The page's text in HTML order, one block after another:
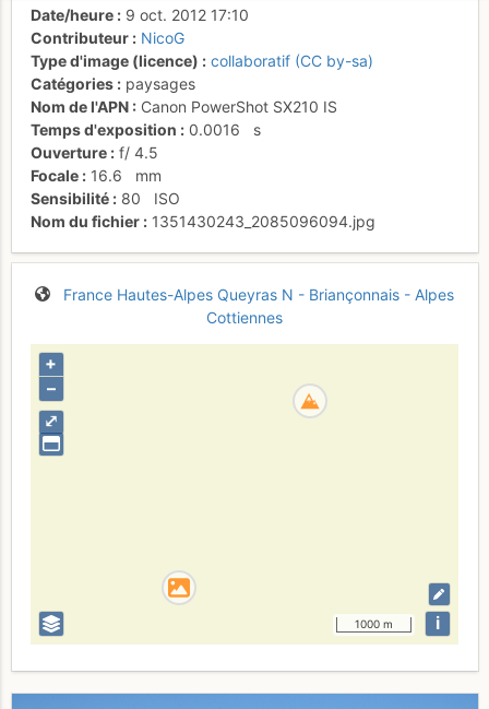
Date/heure
9 oct. 2012 17:10
Contributeur
NicoG
Type d'image (licence)
collaboratif (CC by-sa)
Catégories
paysages
Nom de l'APN
Canon PowerShot SX210 IS
Temps d'exposition
0.0016
s
Ouverture
f/ 4.5
Focale
16.6
mm
Sensibilité
80
ISO
Nom du fichier
1351430243_2085096094.jpg
France Hautes-Alpes Queyras N - Briançonnais - Alpes
Cottiennes
⤢
+
–
1000 m i